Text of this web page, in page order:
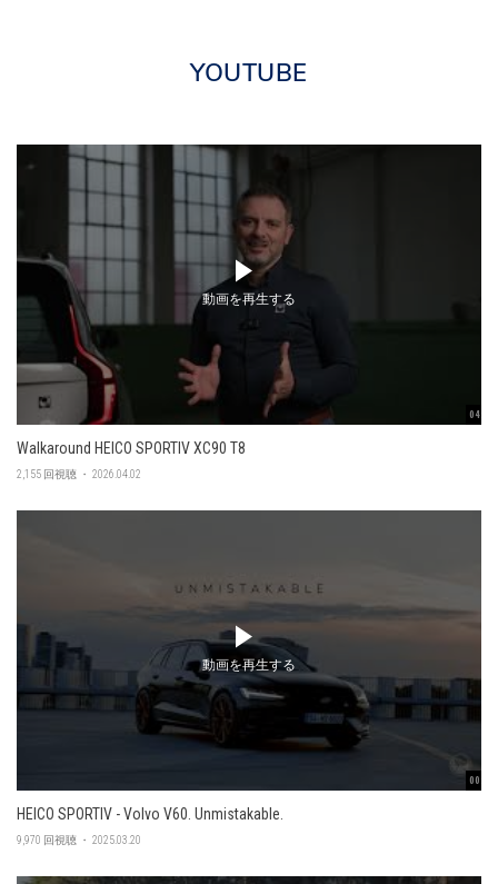
YOUTUBE
04:56
動画を再生する
Walkaround HEICO SPORTIV XC90 T8
2,155 回視聴 ・ 2026.04.02
00:47
動画を再生する
HEICO SPORTIV - Volvo V60. Unmistakable.
9,970 回視聴 ・ 2025.03.20